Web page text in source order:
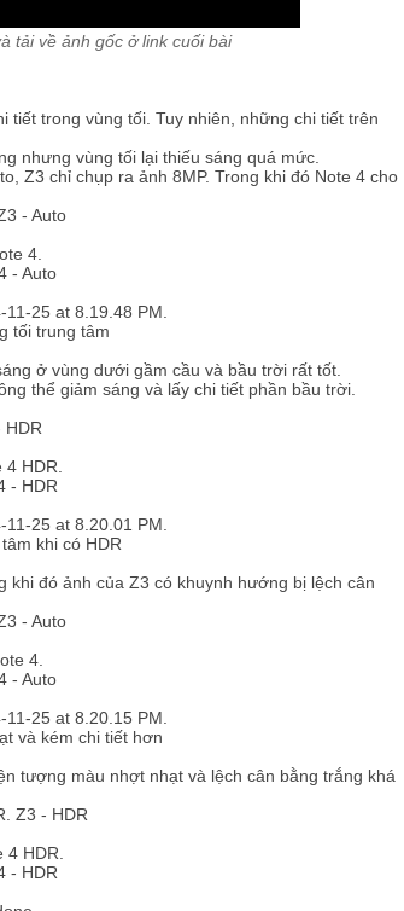
tải về ảnh gốc ở link cuối bài
tiết trong vùng tối. Tuy nhiên, những chi tiết trên
nhưng vùng tối lại thiếu sáng quá mức.
Z3 chỉ chụp ra ảnh 8MP. Trong khi đó Note 4 cho
- Auto​
- Auto
tối trung tâm​
ở vùng dưới gầm cầu và bầu trời rất tốt.
thể giảm sáng và lấy chi tiết phần bầu trời.
HDR
- HDR
khi có HDR​
khi đó ảnh của Z3 có khuynh hướng bị lệch cân
- Auto​
- Auto
và kém chi tiết hơn​
tượng màu nhợt nhạt và lệch cân bằng trắng khá
Z3 - HDR​
- HDR